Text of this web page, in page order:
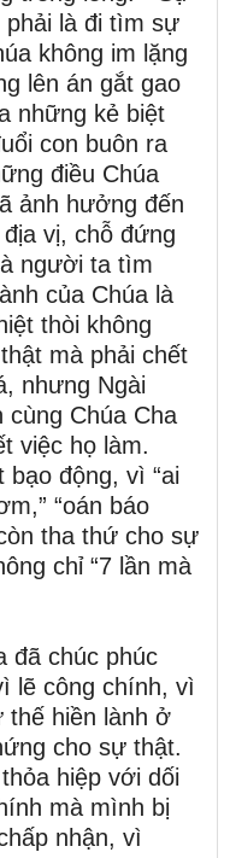
phải là đi tìm sự
không im lặng
lên án gắt gao
những kẻ biệt
con buôn ra
điều Chúa
ảnh hưởng đến
vị, chỗ đứng
người ta tìm
của Chúa là
thòi không
mà phải chết
nhưng Ngài
cùng Chúa Cha
việc họ làm.
bạo động, vì “ai
“oán báo
tha thứ cho sự
chỉ “7 lần mà
đã chúc phúc
lẽ công chính, vì
hiền lành ở
cho sự thật.
hiệp với dối
mà mình bị
nhận, vì